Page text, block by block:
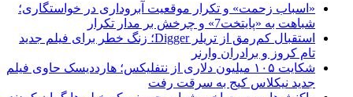
«اسباب زحمت» و تکرار موقعیت آبروداری در خواستگاری؛
شباهت به «پایتخت7» و چرخش بر مدار تکرار
استقبال کم‌رمق از تریلر Digger؛ زنگ خطر برای فیلم جدید
تام کروز و برادران وارنر
شکایت ۱۰۵ میلیون دلاری از نتفلیکس؛ هارددیسک حاوی فیلم
جدید نیکلاس کیج به سرقت رفت